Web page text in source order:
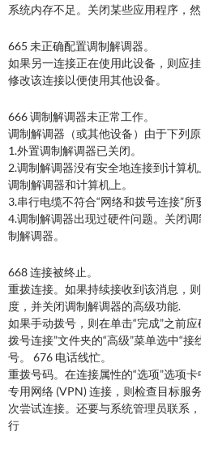
系统内存不足。关闭某些应用程序，然
665 未正确配置调制解调器。
如果另一连接正在使用此设备，则应挂
修改该连接以便使用其他设备。
666 调制解调器未正常工作。
调制解调器（或其他设备）由于下列
1.外置调制解调器已关闭。
2.调制解调器没有安全地连接到计算
调制解调器和计算机上。
3.串行电缆不符合“网络和拨号连接”所
4.调制解调器出现过硬件问题。关闭
制解调器。
668 连接被终止。
重拨连接。如果持续接收到该消息，
度，并关闭调制解调器的高级功能.
如果手动拨号，则在单击“完成”之前
拨号连接”文件夹的“高级”菜单选中“
号。 676 电话线忙。
重拨号码。在连接属性的“选项”选项
专用网络 (VPN) 连接，则检查目标服
次尝试连接。还要与系统管理员联系
行